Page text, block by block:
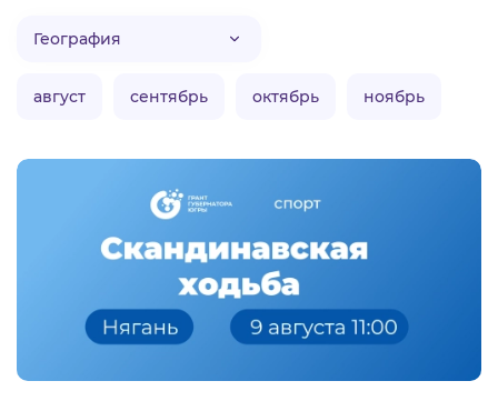
август сентябрь октябрь ноябрь